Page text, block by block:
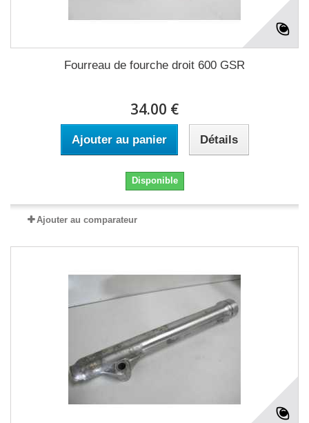
Fourreau de fourche droit 600 GSR
34.00 €
Ajouter au panier Détails
Disponible
Ajouter au comparateur